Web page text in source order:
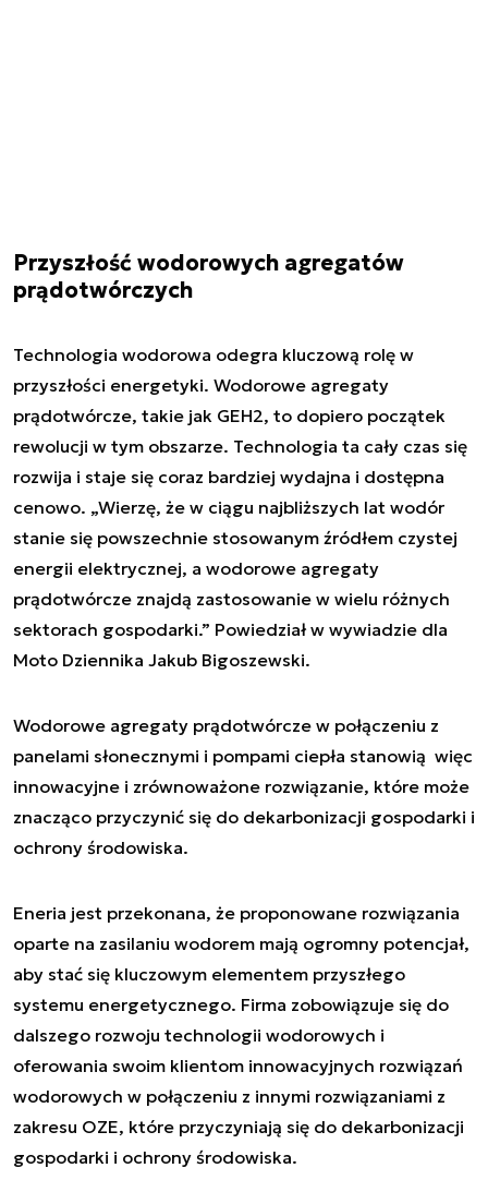
Przyszłość wodorowych agregatów
prądotwórczych
Technologia wodorowa odegra kluczową rolę w
przyszłości energetyki. Wodorowe agregaty
prądotwórcze, takie jak GEH2, to dopiero początek
rewolucji w tym obszarze. Technologia ta cały czas się
rozwija i staje się coraz bardziej wydajna i dostępna
cenowo. „Wierzę, że w ciągu najbliższych lat wodór
stanie się powszechnie stosowanym źródłem czystej
energii elektrycznej, a wodorowe agregaty
prądotwórcze znajdą zastosowanie w wielu różnych
sektorach gospodarki.” Powiedział w wywiadzie dla
Moto Dziennika Jakub Bigoszewski.
Wodorowe agregaty prądotwórcze w połączeniu z
panelami słonecznymi i pompami ciepła stanowią więc
innowacyjne i zrównoważone rozwiązanie, które może
znacząco przyczynić się do dekarbonizacji gospodarki i
ochrony środowiska.
Eneria jest przekonana, że proponowane rozwiązania
oparte na zasilaniu wodorem mają ogromny potencjał,
aby stać się kluczowym elementem przyszłego
systemu energetycznego. Firma zobowiązuje się do
dalszego rozwoju technologii wodorowych i
oferowania swoim klientom innowacyjnych rozwiązań
wodorowych w połączeniu z innymi rozwiązaniami z
zakresu OZE, które przyczyniają się do dekarbonizacji
gospodarki i ochrony środowiska.